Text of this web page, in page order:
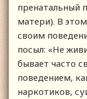
пренатальный
матери). В
своим
посыл: «Не
бывает часто
поведением,
наркотиков,